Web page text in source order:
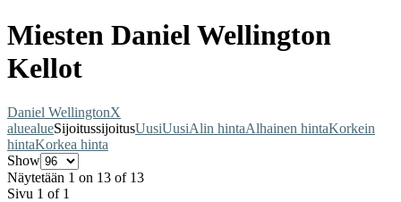
Miesten Daniel Wellington
Kellot
Daniel WellingtonX
aluealueSijoitussijoitusUusiUusiAlin hintaAlhainen hintaKorkein
hintaKorkea hinta
Show
Näytetään 1 on 13 of 13
Sivu 1 of 1